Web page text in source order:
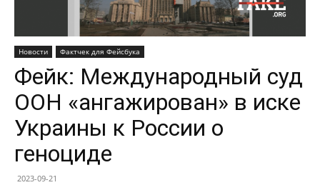
Новости Фактчек для Фейсбука
Фейк: Международный суд
ООН «ангажирован» в иске
Украины к России о
геноциде
2023-09-21